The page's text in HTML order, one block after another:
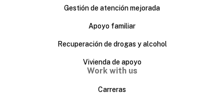
Gestión de atención mejorada
Apoyo familiar
Recuperación de drogas y alcohol
Vivienda de apoyo
Work with us
Carreras